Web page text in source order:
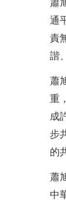
蕭
通
責
諧
蕭
重
成
步
的
蕭
中